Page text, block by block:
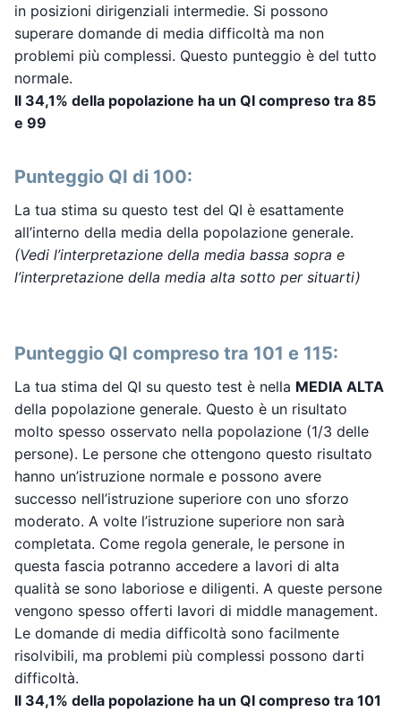
in posizioni dirigenziali intermedie. Si possono
superare domande di media difficoltà ma non
problemi più complessi. Questo punteggio è del tutto
normale.
Il 34,1% della popolazione ha un QI compreso tra 85
e 99
Punteggio QI di 100:
La tua stima su questo test del QI è esattamente
all’interno della media della popolazione generale.
(Vedi l’interpretazione della media bassa sopra e
l’interpretazione della media alta sotto per situarti)
Punteggio QI compreso tra 101 e 115:
La tua stima del QI su questo test è nella MEDIA ALTA
della popolazione generale. Questo è un risultato
molto spesso osservato nella popolazione (1/3 delle
persone). Le persone che ottengono questo risultato
hanno un’istruzione normale e possono avere
successo nell’istruzione superiore con uno sforzo
moderato. A volte l’istruzione superiore non sarà
completata. Come regola generale, le persone in
questa fascia potranno accedere a lavori di alta
qualità se sono laboriose e diligenti. A queste persone
vengono spesso offerti lavori di middle management.
Le domande di media difficoltà sono facilmente
risolvibili, ma problemi più complessi possono darti
difficoltà.
Il 34,1% della popolazione ha un QI compreso tra 101